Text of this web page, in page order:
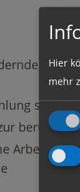
samt
Hier
mehr